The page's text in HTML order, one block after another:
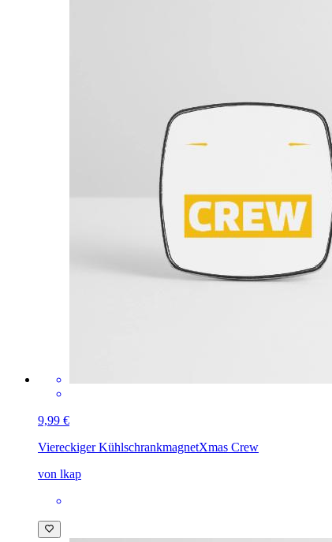
9,99 €
Viereckiger KühlschrankmagnetXmas Crew
von lkap